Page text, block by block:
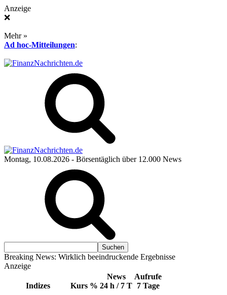
Anzeige
❌
Mehr »
Ad hoc-Mitteilungen:
Montag, 10.08.2026 - Börsentäglich über 12.000 News
Breaking News: Wirklich beeindruckende Ergebnisse
Anzeige
Indizes Kurs %
News
24 h / 7 T
Aufrufe
7 Tage